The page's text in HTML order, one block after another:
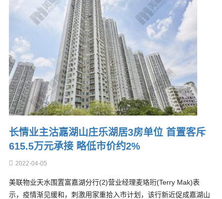
长情业主沽嘉湖山庄乐湖居3房单位 首置客斥
615.5万元承接 略低市价约2%
2022-04-05
美联物业天水围置富嘉湖分行(2)营业经理麦珞珩(Terry Mak)表
示，疫情渐见缓和，刺激用家重拾入市计划，该行新近促成嘉湖山